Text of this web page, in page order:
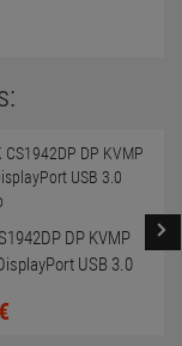
DP KVMP
USB 3.0
€